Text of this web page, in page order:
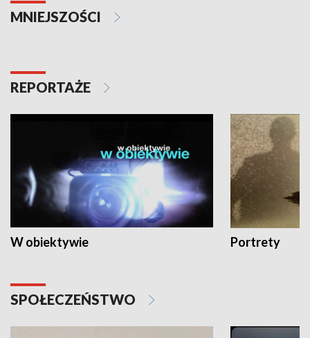
MNIEJSZOŚCI
REPORTAŻE
W obiektywie Portrety
SPOŁECZEŃSTWO